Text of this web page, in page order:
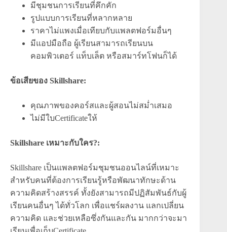
มีชุมชนการเรียนที่คึกคัก
รูปแบบการเรียนที่หลากหลาย
ราคาไม่แพงเมื่อเทียบกับแพลตฟอร์มอื่นๆ
มีแอปมือถือ ผู้เรียนสามารถเรียนบน
คอมพิวเตอร์ แท็บเล็ต หรือสมาร์ทโฟนก็ได้
ข้อเสียของ Skillshare:
คุณภาพของคอร์สและผู้สอนไม่สม่ำเสมอ
ไม่มีใบCertificateให้
Skillshare เหมาะกับใคร?:
Skillshare เป็นแพลตฟอร์มชุมชนออนไลน์ที่เหมาะ
สำหรับคนที่ต้องการเรียนรู้หรือพัฒนาทักษะด้าน
ความคิดสร้างสรรค์ ทั้งยังสามารถมีปฏิสัมพันธ์กับผู้
เรียนคนอื่นๆ ได้ทั่วโลก เพื่อแชร์ผลงาน แลกเปลี่ยน
ความคิด และช่วยเหลือซึ่งกันและกัน มากกว่าจะมา